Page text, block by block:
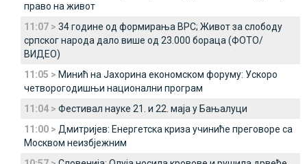
право на живот
11:07 > 34 године од формирања ВРС; Живот за слободу
српског народа дало више од 23.000 бораца (ФОТО/
ВИДЕО)
11:05 > Минић на Јахорина економском форуму: Ускоро
четворогодишњи национални програм
11:04 > Фестивал науке 21. и 22. маја у Бањалуци
11:00 > Дмитријев: Енергетска криза учиниће преговоре са
Москвом неизбјежним